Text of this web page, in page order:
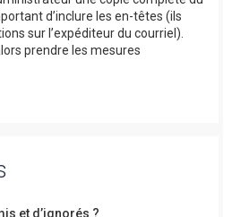
d’inclure les en-têtes (ils
sur l’expéditeur du courriel).
prendre les mesures
et d’ignorés ?